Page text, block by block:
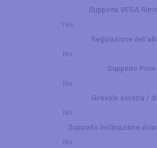
Supporto VESA
Yes
Regolazione
No
Supporto Pivot
No
Girevole sinistra /
No
Supporto Inclinazione
No